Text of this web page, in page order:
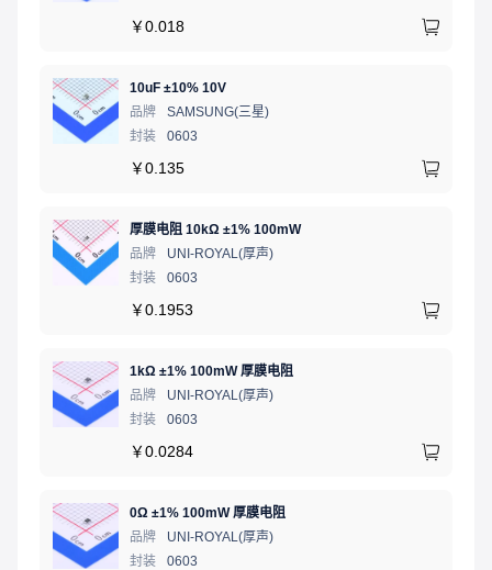
￥0.018
10uF ±10% 10V
品牌
SAMSUNG(三星)
封装
0603
￥0.135
厚膜电阻 10kΩ ±1% 100mW
品牌
UNI-ROYAL(厚声)
封装
0603
￥0.1953
1kΩ ±1% 100mW 厚膜电阻
品牌
UNI-ROYAL(厚声)
封装
0603
￥0.0284
0Ω ±1% 100mW 厚膜电阻
品牌
UNI-ROYAL(厚声)
封装
0603